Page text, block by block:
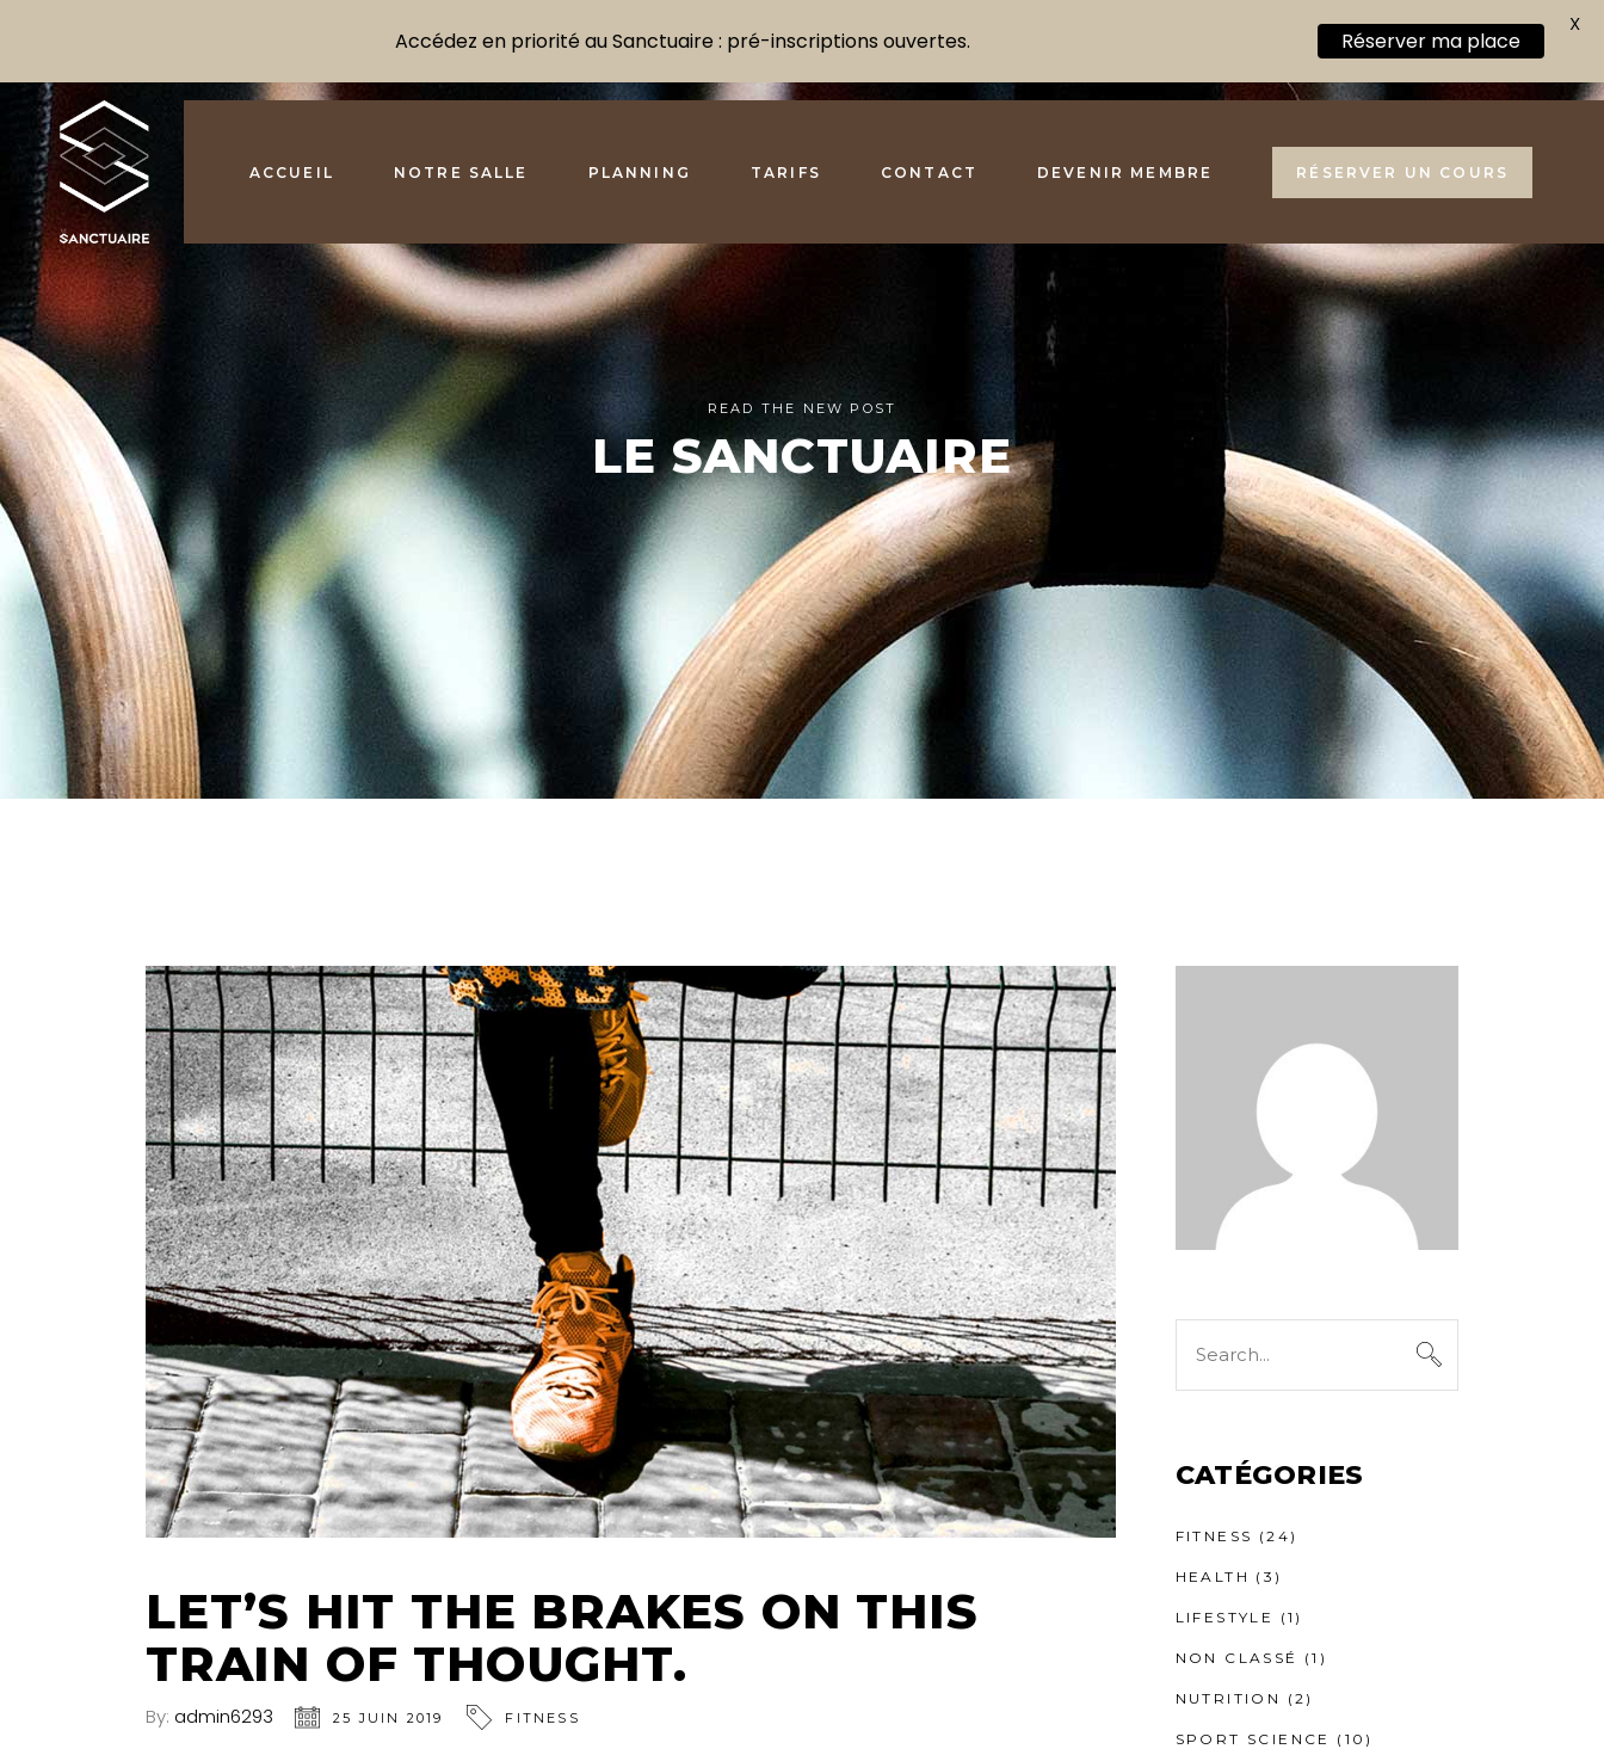
ACCUEIL NOTRE SALLE PLANNING TARIFS CONTACT DEVENIR MEMBRE RÉSERVER UN COURS
READ THE NEW POST
LE SANCTUAIRE
LET’S HIT THE BRAKES ON THIS
TRAIN OF THOUGHT.
By: admin6293 25 JUIN 2019 FITNESS
CATÉGORIES
FITNESS (24)
HEALTH (3)
LIFESTYLE (1)
NON CLASSÉ (1)
NUTRITION (2)
SPORT SCIENCE (10)
Accédez en priorité au Sanctuaire : pré-inscriptions ouvertes. Réserver ma place
X